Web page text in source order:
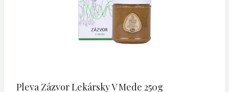
Pleva Zázvor Lekársky V Mede 250g